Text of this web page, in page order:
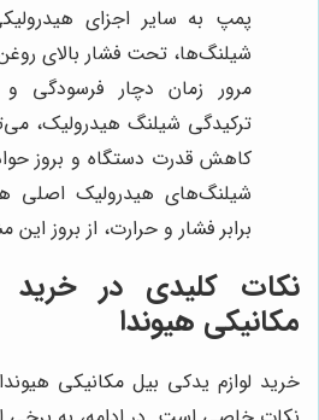
پمپ به سایر اجزای
شیلنگ‌ها، تحت فشار بالای
مرور زمان دچار فرسودگی
ترکیدگی شیلنگ هیدرولیک،
کاهش قدرت دستگاه و بروز
شیلنگ‌های هیدرولیک اصلی
برابر فشار و حرارت، از بروز
نکات کلیدی در خرید
مکانیکی هیوندا
خرید لوازم یدکی بیل مکانیکی